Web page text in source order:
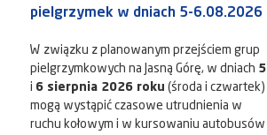
pielgrzymek w dniach 5-6.08.2026
W związku z planowanym przejściem grup
pielgrzymkowych na Jasną Górę, w dniach 5
i 6 sierpnia 2026 roku (środa i czwartek)
mogą wystąpić czasowe utrudnienia w
ruchu kołowym i w kursowaniu autobusów